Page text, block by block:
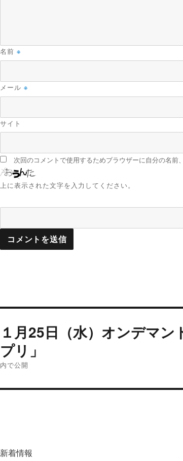
名前 ※
メール ※
サイト
次回のコメントで使用するためブラウザーに自分の名前
上に表示された文字を入力してください。
稿
ナ
ビ
ゲ
シ
１月25日（水）オンデマ
プリ」
内で公開
新着情報